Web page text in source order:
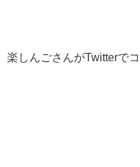
楽しんごさんがTwitterで